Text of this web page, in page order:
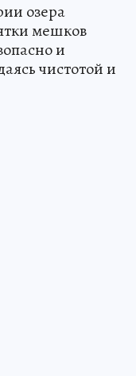
озера
мешков
и
чистотой и